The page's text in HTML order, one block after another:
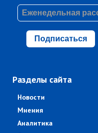
Подписаться
Разделы сайта
Новости
Мнения
Аналитика